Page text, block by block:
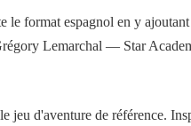
le format espagnol en y
Lemarchal — Star
jeu d'aventure de référence.